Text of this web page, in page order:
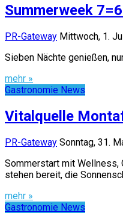
Summerweek
PR-Gateway Mittwoch, 1.
Sieben Nächte genießen,
mehr »
Gastronomie News
Vitalquelle
PR-Gateway Sonntag, 31.
Sommerstart mit Wellness,
stehen bereit, die
mehr »
Gastronomie News